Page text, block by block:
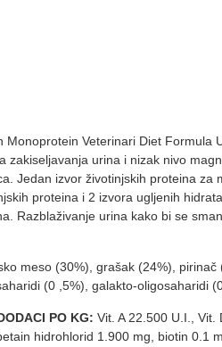
Monoprotein Veterinari Diet
zakiseljavanja urina i nizak nivo
Jedan izvor životinjskih proteina
proteina i 2 izvora ugljenih
Razblaživanje urina kako bi se
meso (30%), grašak (24%),
(0 ,5%), galakto-oligosaharidi
PO KG: Vit. A 22.500 U.I.,
hidrohlorid 1.900 mg, biotin 0.1